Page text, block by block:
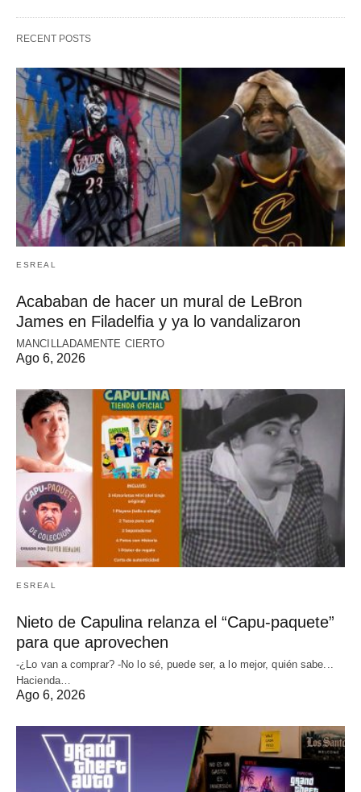
RECENT POSTS
ESREAL
Acababan de hacer un mural de LeBron
James en Filadelfia y ya lo vandalizaron
MANCILLADAMENTE CIERTO
Ago 6, 2026
ESREAL
Nieto de Capulina relanza el “Capu-paquete”
para que aprovechen
-¿Lo van a comprar? -No lo sé, puede ser, a lo mejor, quién sabe...
Hacienda…
Ago 6, 2026